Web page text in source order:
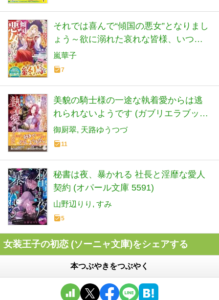
それでは喜んで“傾国の悪女”となりまし
ょう～欲に溺れた哀れな皆様、いつま
で私のことを利用できるとお思いです
か？～ (ベリーズファンタジー)
嵐華子
7
美貌の騎士様の一途な執着愛からは逃
れられないようです (ガブリエラブック
ス)
御厨翠 天路ゆうつづ
11
秘書は夜、暴かれる 社長と淫靡な愛人
契約 (オパール文庫 5591)
山野辺りり すみ
5
女装王子の初恋 (ソーニャ文庫)をシェアする
本つぶやきをつぶやく